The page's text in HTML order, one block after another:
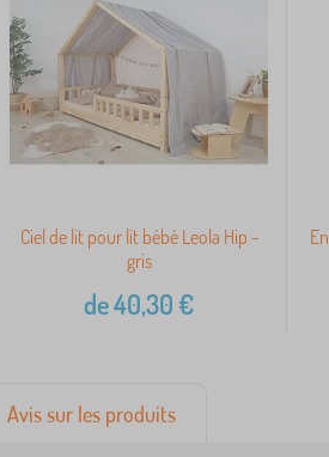
Ciel de lit pour lit bébé Leola Hip -
gris
de40,30€
Avis sur les produits